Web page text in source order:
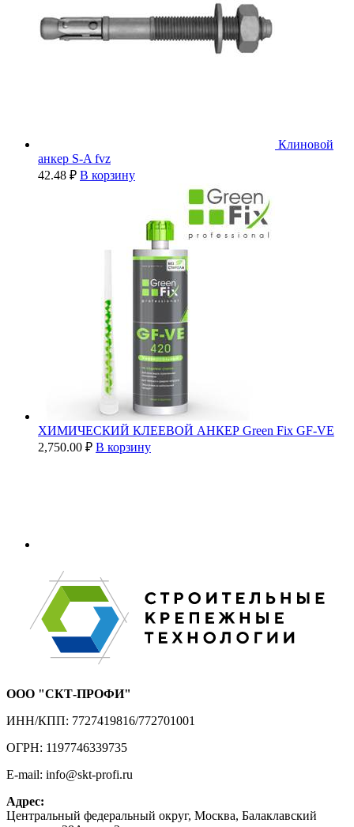
Клиновой
анкер S-A fvz
42.48 ₽ В корзину
ХИМИЧЕСКИЙ КЛЕЕВОЙ АНКЕР Green Fix GF-VE
2,750.00 ₽ В корзину
ООО "СКТ-ПРОФИ"
ИНН/КПП: 7727419816/772701001
ОГРН: 1197746339735
E-mail: info@skt-profi.ru
Адрес:
Центральный федеральный округ, Москва, Балаклавский